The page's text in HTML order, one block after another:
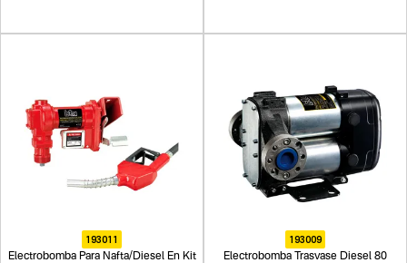
193011
Electrobomba Para Nafta/Diesel En Kit
193009
Electrobomba Trasvase Diesel 80